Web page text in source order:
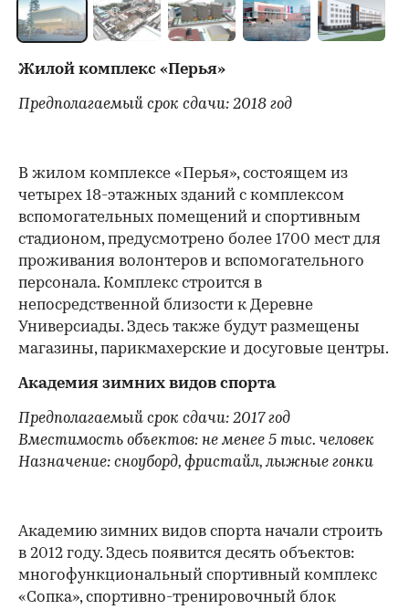
Жилой комплекс «Перья»
Предполагаемый срок сдачи: 2018 год
В жилом комплексе «Перья», состоящем из
четырех 18-этажных зданий с комплексом
вспомогательных помещений и спортивным
стадионом, предусмотрено более 1700 мест для
проживания волонтеров и вспомогательного
персонала. Комплекс строится в
непосредственной близости к Деревне
Универсиады. Здесь также будут размещены
магазины, парикмахерские и досуговые центры.
Академия зимних видов спорта
Предполагаемый срок сдачи: 2017 год
Вместимость объектов: не менее 5 тыс. человек
Назначение: сноуборд, фристайл, лыжные гонки
Академию зимних видов спорта начали строить
в 2012 году. Здесь появится десять объектов:
многофункциональный спортивный комплекс
«Сопка», спортивно-тренировочный блок